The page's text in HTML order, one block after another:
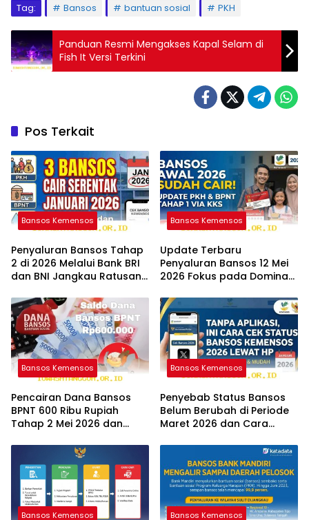
Tag: Bansos bantuan sosial PKH
Panduan Resmi Mengakses Kapal Selam di
Fish It Versi Terkini
Pos Terkait
Bansos Kemensos
Penyaluran Bansos Tahap
2 di 2026 Melalui Bank BRI
dan BNI Jangkau Ratusan
Bansos Kemensos
Update Terbaru
Penyaluran Bansos 12 Mei
2026 Fokus pada Dominasi
Bansos Kemensos
Pencairan Dana Bansos
BPNT 600 Ribu Rupiah
Tahap 2 Mei 2026 dan
Bansos Kemensos
Penyebab Status Bansos
Belum Berubah di Periode
Maret 2026 dan Cara
Bansos Kemensos Bansos Kemensos